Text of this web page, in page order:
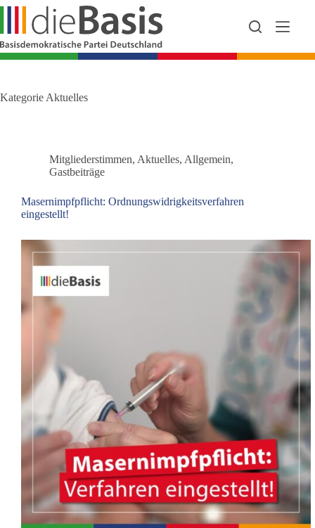
Zum
springen
Kategorie Aktuelles
Mitgliederstimmen, Aktuelles, Allgemein,
Gastbeiträge
Masernimpfpflicht: Ordnungswidrigkeitsverfahren
eingestellt!